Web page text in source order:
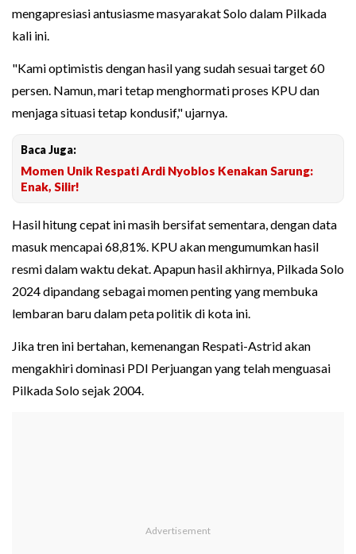
mengapresiasi antusiasme masyarakat Solo dalam Pilkada
kali ini.
"Kami optimistis dengan hasil yang sudah sesuai target 60
persen. Namun, mari tetap menghormati proses KPU dan
menjaga situasi tetap kondusif," ujarnya.
Baca Juga:
Momen Unik Respati Ardi Nyoblos Kenakan Sarung:
Enak, Silir!
Hasil hitung cepat ini masih bersifat sementara, dengan data
masuk mencapai 68,81%. KPU akan mengumumkan hasil
resmi dalam waktu dekat. Apapun hasil akhirnya, Pilkada Solo
2024 dipandang sebagai momen penting yang membuka
lembaran baru dalam peta politik di kota ini.
Jika tren ini bertahan, kemenangan Respati-Astrid akan
mengakhiri dominasi PDI Perjuangan yang telah menguasai
Pilkada Solo sejak 2004.